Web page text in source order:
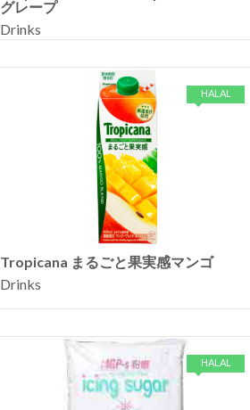
グレープ
Drinks
HALAL
Tropicana まるごと果実感マンゴ
Drinks
HALAL